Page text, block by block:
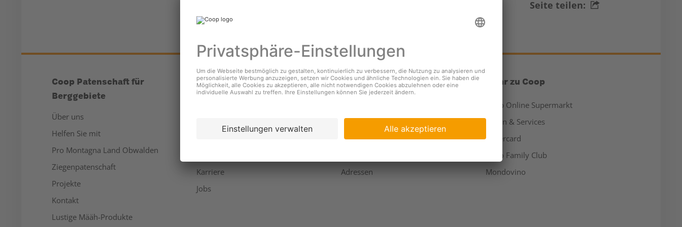
Seite teilen:
Coop Patenschaft für
Berggebiete
Über uns
Helfen Sie mit
Pro Montagna Land Obwalden
Ziegenpatenschaft
Projekte
Kontakt
Lustige Määh-Produkte
Unternehmen
Karriere
Jobs
Services
Coopzeitung
Kundendienst
Adressen
Mehr zu Coop
Coop Online Supermarkt
Läden & Services
Supercard
Hello Family Club
Mondovino